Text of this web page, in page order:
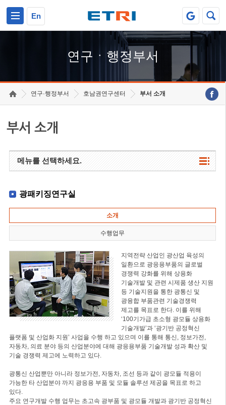
En
연구ㆍ행정부서
연구·행정부서 호남권연구센터 부서 소개
부서 소개
메뉴를 선택하세요.
광패키징연구실
소개
수행업무
지역전략 산업인 광산업 육성의
일환으로 광응용부품의 글로벌
경쟁력 강화를 위해 상용화
기술개발 및 관련 시제품 생산 지원
등 기술지원을 통한 광통신 및
광융합 부품관련 기술경쟁력
제고를 목표로 한다. 이를 위해
‘100기가급 초소형 광모듈 상용화
기술개발’과 ‘광기반 공정혁신
플랫폼 및 산업화 지원’ 사업을 수행 하고 있으며 이를 통해 통신, 정보가전,
자동차, 의료 분야 등의 산업분야에 대해 광응용부품 기술개발 성과 확산 및
기술 경쟁력 제고에 노력하고 있다.
광통신 산업뿐만 아니라 정보가전, 자동차, 조선 등과 같이 광모듈 적용이
가능한 타 산업분야 까지 광응용 부품 및 모듈 솔루션 제공을 목표로 하고
있다.
주요 연구개발 수행 업무는 초고속 광부품 및 광모듈 개발과 광기반 공정혁신